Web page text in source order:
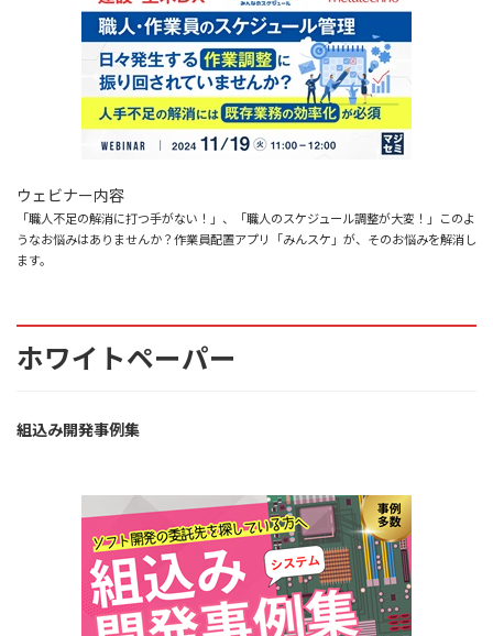
ウェビナー内容
「職人不足の解消に打つ手がない！」、「職人のスケジュール調整が大変！」このよ
うなお悩みはありませんか？作業員配置アプリ「みんスケ」が、そのお悩みを解消し
ます。
ホワイトペーパー
組込み開発事例集